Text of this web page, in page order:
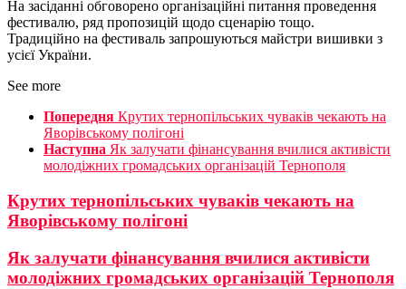
На засіданні обговорено організаційні питання проведення
фестивалю, ряд пропозицій щодо сценарію тощо.
Традиційно на фестиваль запрошуються майстри вишивки з
усієї України.
See more
Попередня Крутих тернопільських чуваків чекають на
Яворівському полігоні
Наступна Як залучати фінансування вчилися активісти
молодіжних громадських організацій Тернополя
Крутих тернопільських чуваків чекають на
Яворівському полігоні
Як залучати фінансування вчилися активісти
молодіжних громадських організацій Тернополя